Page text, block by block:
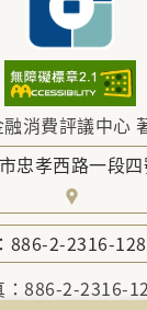
消費評議中心
忠孝西路一段
886-2-2316-
：886-2-2316-